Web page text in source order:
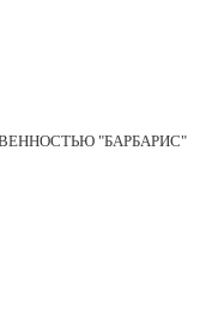
"БАРБАРИС"